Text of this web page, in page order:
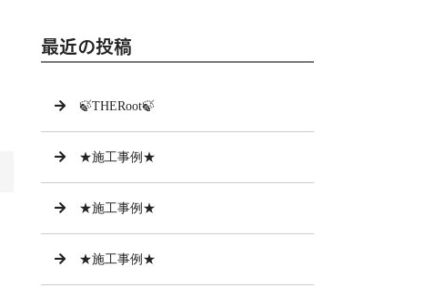
最近の投稿
🍃THERoot🍃
★施工事例★
★施工事例★
★施工事例★